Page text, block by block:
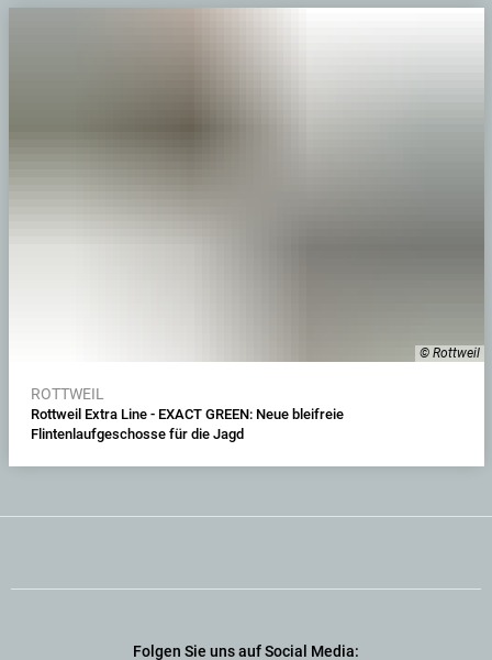
© Rottweil
ROTTWEIL
Rottweil Extra Line - EXACT GREEN: Neue bleifreie
Flintenlaufgeschosse für die Jagd
Folgen Sie uns auf Social Media: